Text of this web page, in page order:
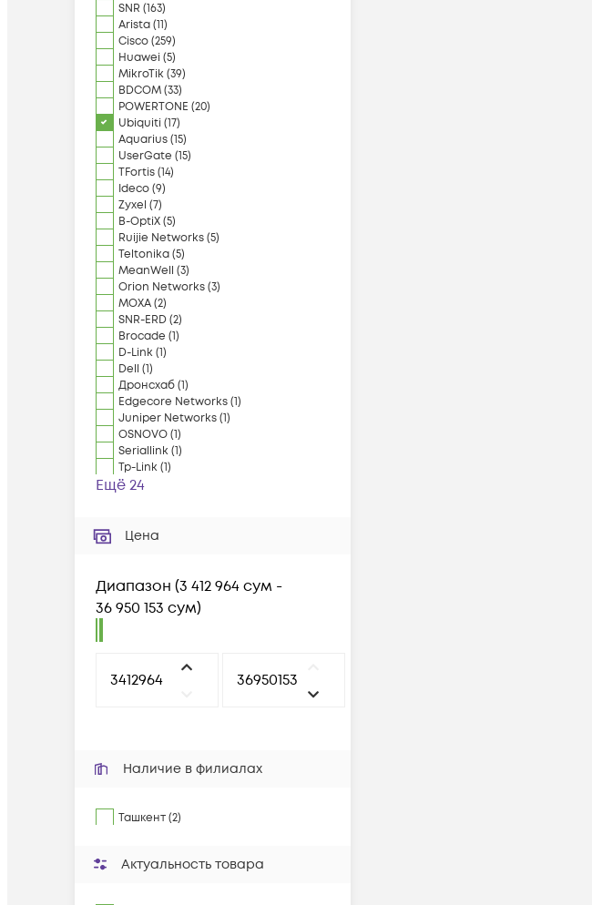
SNR (163)
Arista(11)
Cisco(259)
Huawei (5)
MikroTik(39)
BDCOM(33)
POWERTONE (20)
Ubiquiti (17)
Aquarius(15)
UserGate (15)
TFortis(14)
Ideco(9)
Zyxel (7)
B-OptiX(5)
Ruijie Networks(5)
Teltonika(5)
MeanWell (3)
Orion Networks(3)
MOXA(2)
SNR-ERD(2)
Brocade (1)
D-Link(1)
Dell (1)
Дронсхаб(1)
Edgecore Networks(1)
Juniper Networks(1)
OSNOVO(1)
Seriallink(1)
Tp-Link(1)
Ещё 24
Цена
Диапазон (3 412 964 сум -
36 950 153 сум)
Наличие в филиалах
Ташкент (2)
Актуальность товара